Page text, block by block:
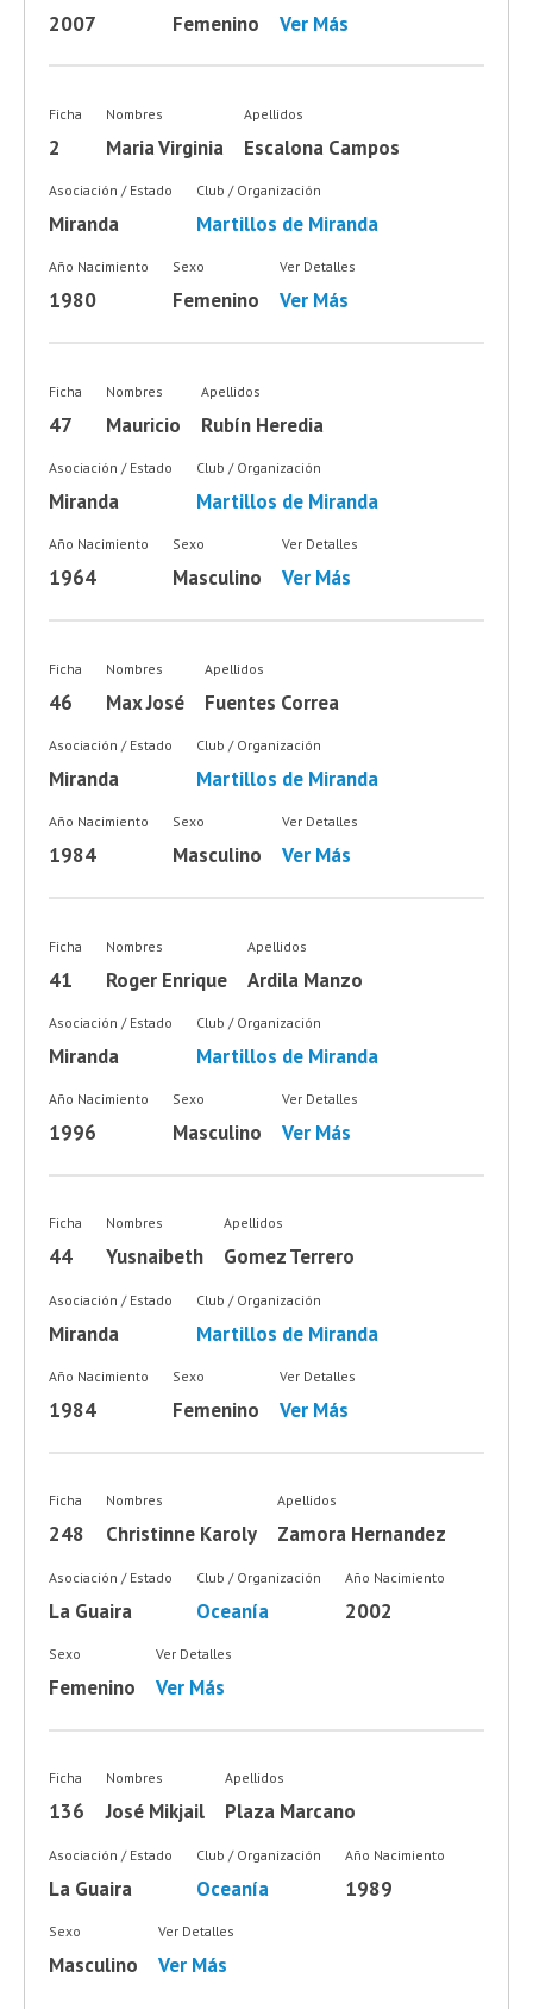
2007 Femenino Ver Más
Ficha
2
Nombres
Maria Virginia
Apellidos
Escalona Campos
Asociación / Estado
Miranda
Club / Organización
Martillos de Miranda
Año Nacimiento
1980
Sexo
Femenino
Ver Detalles
Ver Más
Ficha
47
Nombres
Mauricio
Apellidos
Rubín Heredia
Asociación / Estado
Miranda
Club / Organización
Martillos de Miranda
Año Nacimiento
1964
Sexo
Masculino
Ver Detalles
Ver Más
Ficha
46
Nombres
Max José
Apellidos
Fuentes Correa
Asociación / Estado
Miranda
Club / Organización
Martillos de Miranda
Año Nacimiento
1984
Sexo
Masculino
Ver Detalles
Ver Más
Ficha
41
Nombres
Roger Enrique
Apellidos
Ardila Manzo
Asociación / Estado
Miranda
Club / Organización
Martillos de Miranda
Año Nacimiento
1996
Sexo
Masculino
Ver Detalles
Ver Más
Ficha
44
Nombres
Yusnaibeth
Apellidos
Gomez Terrero
Asociación / Estado
Miranda
Club / Organización
Martillos de Miranda
Año Nacimiento
1984
Sexo
Femenino
Ver Detalles
Ver Más
Ficha
248
Nombres
Christinne Karoly
Apellidos
Zamora Hernandez
Asociación / Estado
La Guaira
Club / Organización
Oceanía
Año Nacimiento
2002
Sexo
Femenino
Ver Detalles
Ver Más
Ficha
136
Nombres
José Mikjail
Apellidos
Plaza Marcano
Asociación / Estado
La Guaira
Club / Organización
Oceanía
Año Nacimiento
1989
Sexo
Masculino
Ver Detalles
Ver Más